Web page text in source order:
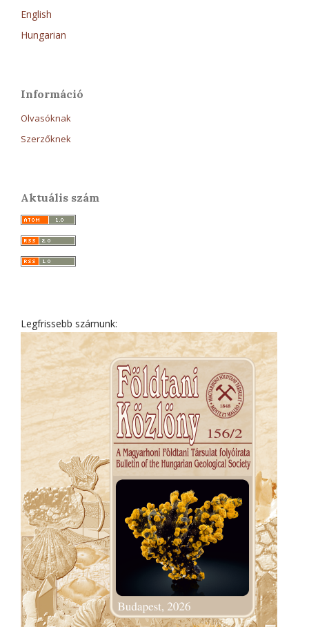
English
Hungarian
Információ
Olvasóknak
Szerzőknek
Aktuális szám
Legfrissebb számunk: